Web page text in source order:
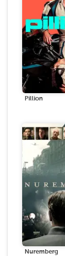
Pillion
Nuremberg